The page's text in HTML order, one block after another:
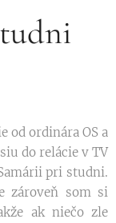
ordinára OS a
do relácie v TV
pri studni.
zároveň som si
ak niečo zle